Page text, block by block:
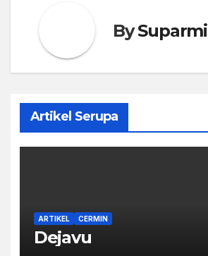
BySuparmi
Artikel Serupa
ARTIKEL CERMIN
Dejavu